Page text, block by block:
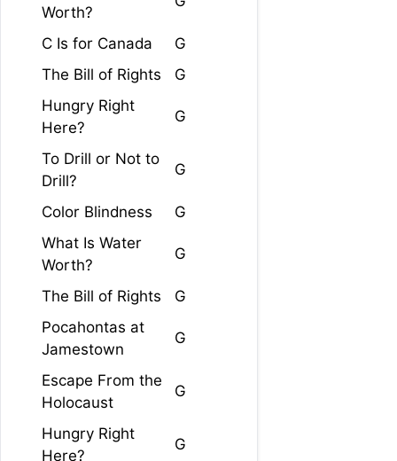
Worth?
C Is for Canada
G
The Bill of Rights
G
Hungry Right
Here?
G
To Drill or Not to
Drill?
G
Color Blindness
G
What Is Water
Worth?
G
The Bill of Rights
G
Pocahontas at
Jamestown
G
Escape From the
Holocaust
G
Hungry Right
Here?
G